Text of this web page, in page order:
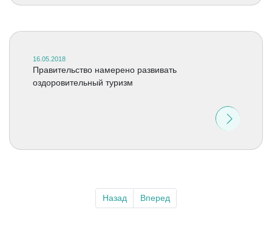
16.05.2018
Правительство намерено развивать
оздоровительный туризм
Назад Вперед